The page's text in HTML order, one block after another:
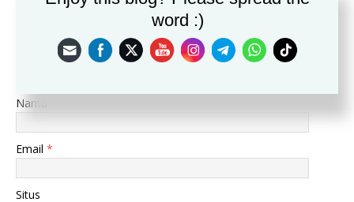
Nama
Email *
Situs
word :)